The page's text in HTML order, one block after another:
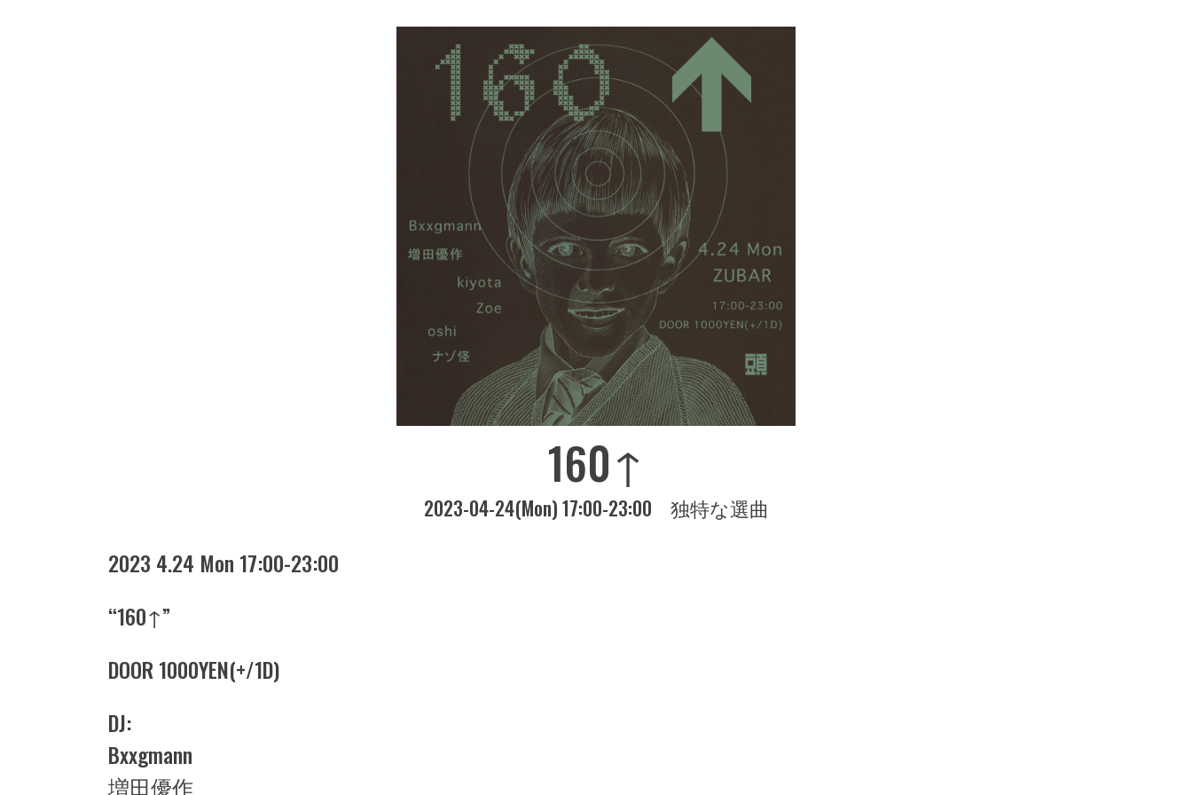
160↑
2023-04-24(Mon) 17:00-23:00 独特な選曲
2023 4.24 Mon 17:00-23:00
“160↑”
DOOR 1000YEN(+/1D)
DJ:
Bxxgmann
増田優作